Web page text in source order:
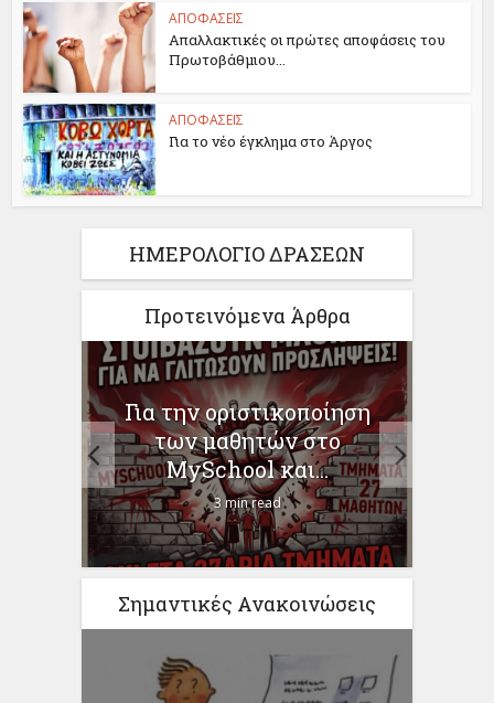
ΑΠΟΦΑΣΕΙΣ
Απαλλακτικές οι πρώτες αποφάσεις του
Πρωτοβάθμιου...
ΑΠΟΦΑΣΕΙΣ
Για το νέο έγκλημα στο Άργος
ΗΜΕΡΟΛΟΓΙΟ ΔΡΑΣΕΩΝ
Προτεινόμενα Άρθρα
Για την οριστικοποίηση
των μαθητών στο
MySchool και...
3 min read
Σημαντικές Ανακοινώσεις